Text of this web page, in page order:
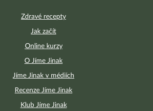
Zdravé recepty
Jak začít
Online kurzy
O Jíme Jinak
Jíme Jinak v médiích
Recenze Jíme Jinak
Klub Jíme Jinak